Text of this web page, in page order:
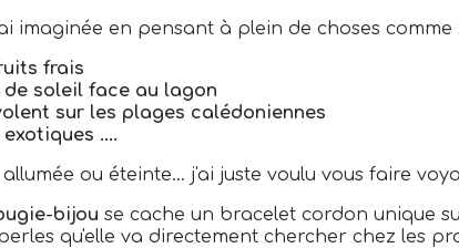
imaginée en pensant à plein de choses comme
frais
de soleil face au lagon
sur les plages calédoniennes
....
ou éteinte... j'ai juste voulu vous faire
bijou se cache un bracelet cordon unique
qu'elle va directement chercher chez les